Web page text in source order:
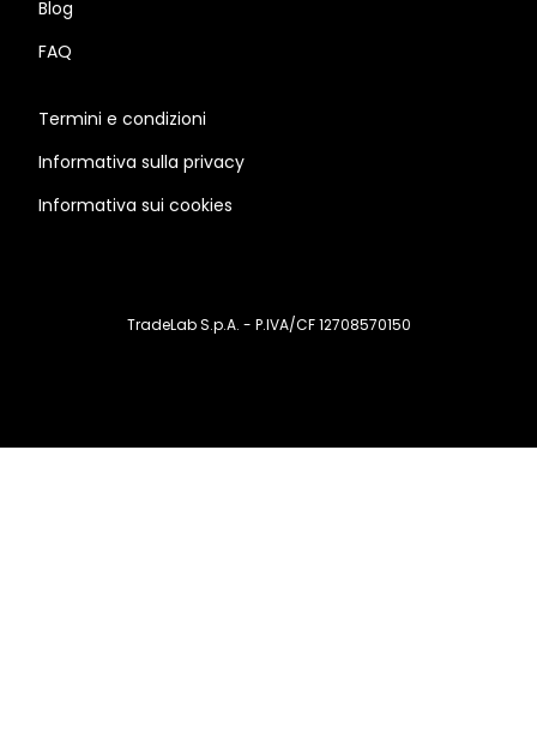
Blog
FAQ
Termini e condizioni
Informativa sulla privacy
Informativa sui cookies
TradeLab S.p.A. - P.IVA/CF 12708570150